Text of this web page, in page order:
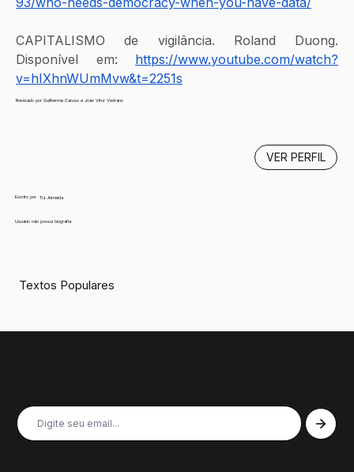
CAPITALISMO de vigilância. Roland Duong.
Disponível em:
https://www.youtube.com/watch?
v=hIXhnWUmMvw&t=2251s
Revisado por Guilherme Caruso e João Vitor Vedrano
Escrito por Tiz Almeida
Usuário não possui biografia
VER PERFIL
Textos Populares